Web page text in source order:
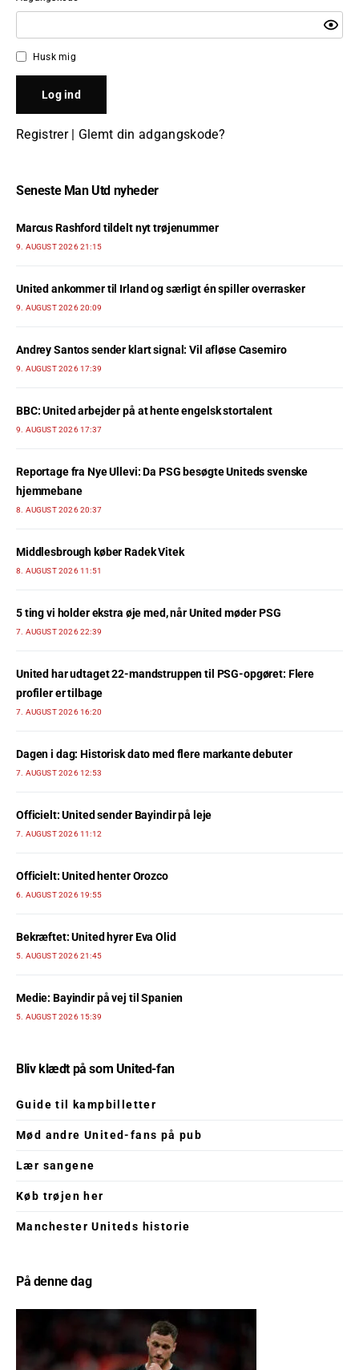
Husk mig
Registrer| Glemt din adgangskode?
Seneste Man Utd nyheder
Marcus Rashford tildelt nyt trøjenummer
9. AUGUST 2026 21:15
United ankommer til Irland og særligt én spiller overrasker
9. AUGUST 2026 20:09
Andrey Santos sender klart signal: Vil afløse Casemiro
9. AUGUST 2026 17:39
BBC: United arbejder på at hente engelsk stortalent
9. AUGUST 2026 17:37
Reportage fra Nye Ullevi: Da PSG besøgte Uniteds svenske
hjemmebane
8. AUGUST 2026 20:37
Middlesbrough køber Radek Vitek
8. AUGUST 2026 11:51
5 ting vi holder ekstra øje med, når United møder PSG
7. AUGUST 2026 22:39
United har udtaget 22-mandstruppen til PSG-opgøret: Flere
profiler er tilbage
7. AUGUST 2026 16:20
Dagen i dag: Historisk dato med flere markante debuter
7. AUGUST 2026 12:53
Officielt: United sender Bayindir på leje
7. AUGUST 2026 11:12
Officielt: United henter Orozco
6. AUGUST 2026 19:55
Bekræftet: United hyrer Eva Olid
5. AUGUST 2026 21:45
Medie: Bayindir på vej til Spanien
5. AUGUST 2026 15:39
Bliv klædt på som United-fan
Guide til kampbilletter
Mød andre United-fans på pub
Lær sangene
Køb trøjen her
Manchester Uniteds historie
På denne dag